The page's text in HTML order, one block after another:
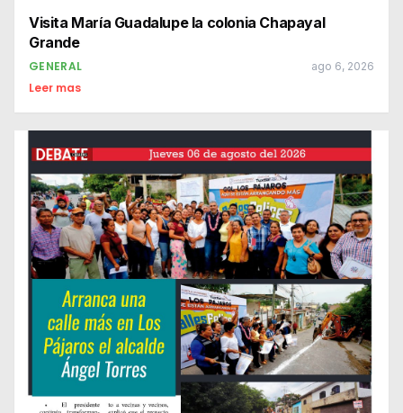
Visita María Guadalupe la colonia Chapayal
Grande
GENERAL ago 6, 2026
Leer mas